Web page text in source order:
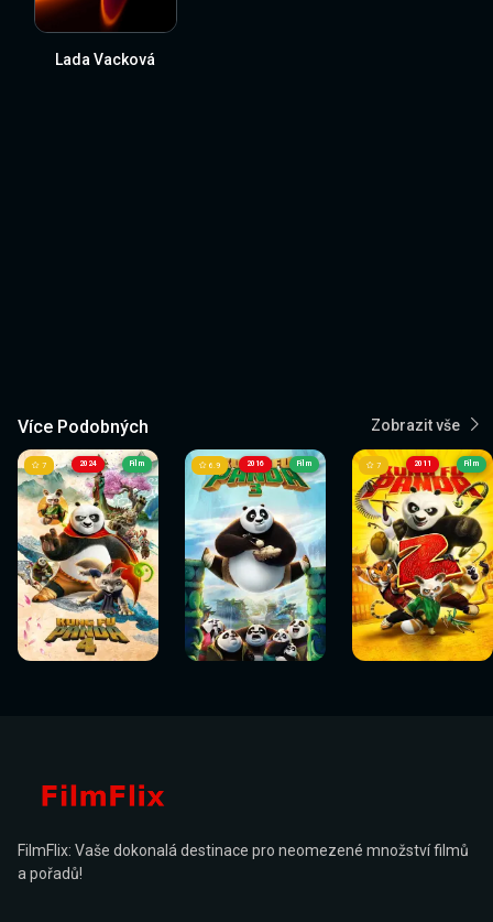
Lada Vacková
Více Podobných Zobrazit vše
2024
Sledovat
nyní
7 Film
Sledovat
nyní
2016
Sledovat
nyní
6.9 Film
Sledovat
nyní
2011
Sledovat
nyní
7 Film
Sledovat
nyní
FilmFlix: Vaše dokonalá destinace pro neomezené množství filmů
a pořadů!